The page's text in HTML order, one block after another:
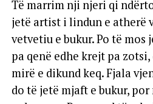
Të marrim nji njeri qi
jetë artist i lindun e atherë
vetvetiu e bukur. Po të
pa qenë edhe krejt pa
mirë e dikund keq. Fjala
do të jetë mjaft e bukur, por